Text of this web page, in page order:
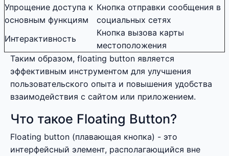
Упрощение доступа к
основным функциям
Кнопка отправки сообщения в
социальных сетях
Интерактивность
Кнопка вызова карты
местоположения
Таким образом, floating button является
эффективным инструментом для улучшения
пользовательского опыта и повышения удобства
взаимодействия с сайтом или приложением.
Что такое Floating Button?
Floating button (плавающая кнопка) - это
интерфейсный элемент, располагающийся вне